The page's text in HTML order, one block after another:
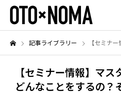
記事ライブラリー 【セミナー情報】マス
【セミナー情報】マス
どんなことをするの？